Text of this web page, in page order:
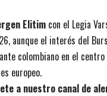
Elitim con el Legia
aunque el interés del
colombiano en el
europeo.
a nuestro canal de